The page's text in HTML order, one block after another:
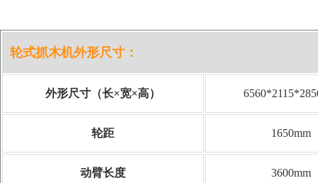
轮式抓木机外形尺寸：
外形尺寸（长×宽×高）
轮距 1650mm
动臂长度 3600mm